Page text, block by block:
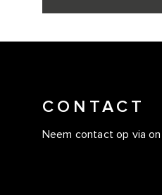
CONTACT
Neem contact op via